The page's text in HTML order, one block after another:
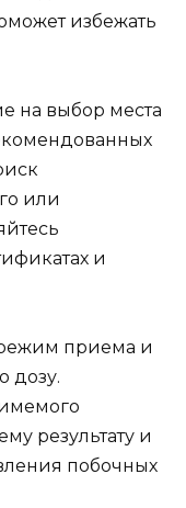
избежать
на выбор места
или
и
приема и
дозу.
результату и
побочных